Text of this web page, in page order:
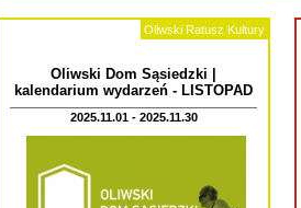
Oliwski Ratusz Kultury
Oliwski Dom Sąsiedzki |
kalendarium wydarzeń - LISTOPAD
2025.11.01 - 2025.11.30